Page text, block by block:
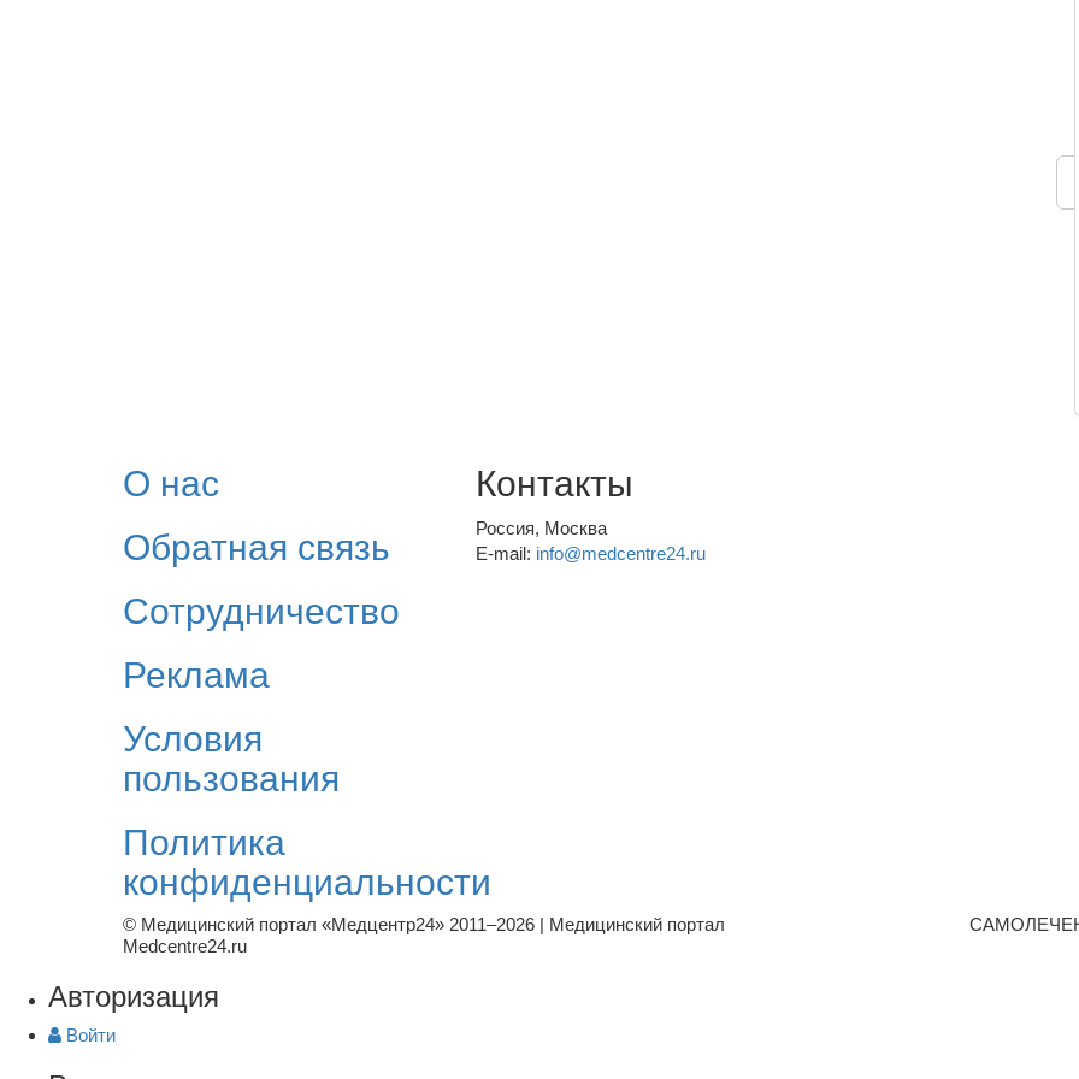
О нас
Обратная связь
Сотрудничество
Реклама
Условия
пользования
Политика
конфиденциальности
Контакты
Россия, Москва
E-mail: info@medcentre24.ru
© Медицинский портал «Медцентр24» 2011–2026 | Медицинский портал
Medcentre24.ru
Авторизация
Войти